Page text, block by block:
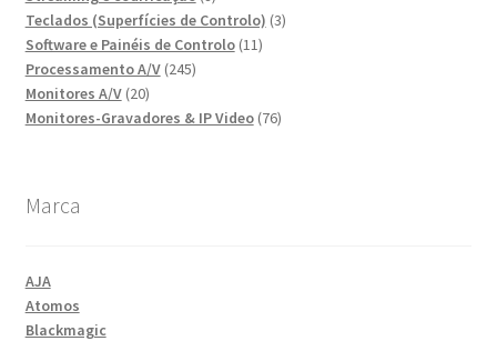
produtos
Teclados (Superfícies de Controlo) 33
Software e Painéis de Controlo 1111
Processamento A/V 245245
Monitores A/V 2020
produtos
Monitores-Gravadores & IP Video 7676
Marca
AJA
Atomos
Blackmagic